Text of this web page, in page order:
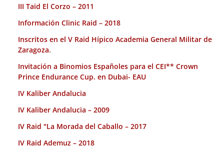
III Taid El Corzo – 2011
Información Clinic Raid – 2018
Inscritos en el V Raid Hípico Academia General Militar de
Zaragoza.
Invitación a Binomios Españoles para el CEI** Crown
Prince Endurance Cup. en Dubai- EAU
IV Kaliber Andalucia
IV Kaliber Andalucia – 2009
IV Raid "La Morada del Caballo – 2017
IV Raid Ademuz – 2018